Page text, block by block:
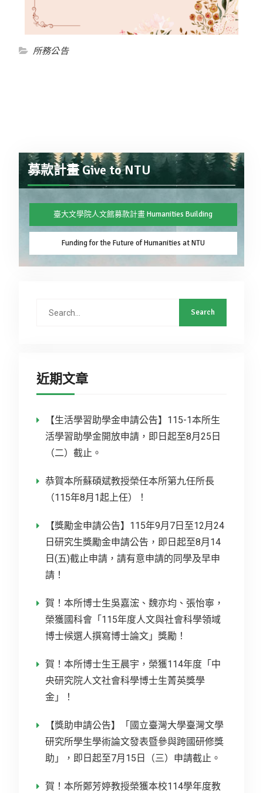
所務公告
募款計畫 Give to NTU
臺大文學院人文館募款計畫 Humanities Building
Funding for the Future of Humanities at NTU
近期文章
【生活學習助學金申請公告】115-1本所生
活學習助學金開放申請，即日起至8月25日
（二）截止。
恭賀本所蘇碩斌教授榮任本所第九任所長
（115年8月1起上任）！
【獎勵金申請公告】115年9月7日至12月24
日研究生獎勵金申請公告，即日起至8月14
日(五)截止申請，請有意申請的同學及早申
請！
賀！本所博士生吳嘉浤、魏亦均、張怡寧，
榮獲國科會「115年度人文與社會科學領域
博士候選人撰寫博士論文」獎勵！
賀！本所博士生王晨宇，榮獲114年度「中
央研究院人文社會科學博士生菁英獎學
金」！
【獎助申請公告】「國立臺灣大學臺灣文學
研究所學生學術論文發表暨參與跨國研修獎
助」，即日起至7月15日（三）申請截止。
賀！本所鄭芳婷教授榮獲本校114學年度教